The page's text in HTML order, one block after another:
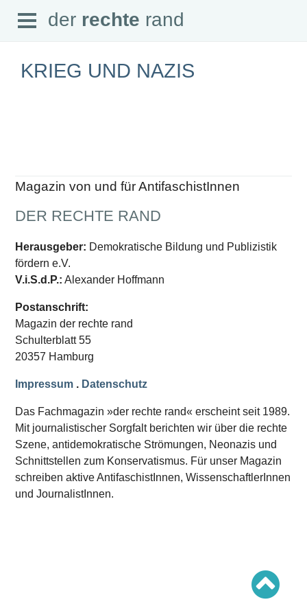
der rechte rand
Magazin
Abonnement
Datenschutz
SCHWERPUNKTE
Schwerpunkte Übersicht
Schwerpunkt AFD-Verbot
Schwerpunkt zur USA und Faschist Trump
Schwerpunkt »Identitäre Bewegung«
Schwerpunkt »Reichsbürger«
Ausgaben Übersicht
Ausgabe 221
Ausgabe 220
Ausgabe 219
Ausgabe 217
Ausgabe 216
Open
Menu
der rechte rand
KRIEG UND NAZIS
Magazin von und für AntifaschistInnen
DER RECHTE RAND
Herausgeber: Demokratische Bildung und Publizistik
fördern e.V.
V.i.S.d.P.: Alexander Hoffmann
Postanschrift:
Magazin der rechte rand
Schulterblatt 55
20357 Hamburg
Impressum . Datenschutz
Das Fachmagazin »der rechte rand« erscheint seit 1989.
Mit journalistischer Sorgfalt berichten wir über die rechte
Szene, antidemokratische Strömungen, Neonazis und
Schnittstellen zum Konservatismus. Für unser Magazin
schreiben aktive AntifaschistInnen, WissenschaftlerInnen
und JournalistInnen.